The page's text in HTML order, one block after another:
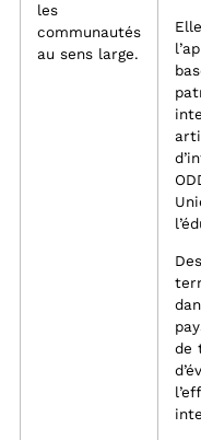
les
communautés
au sens large.
de